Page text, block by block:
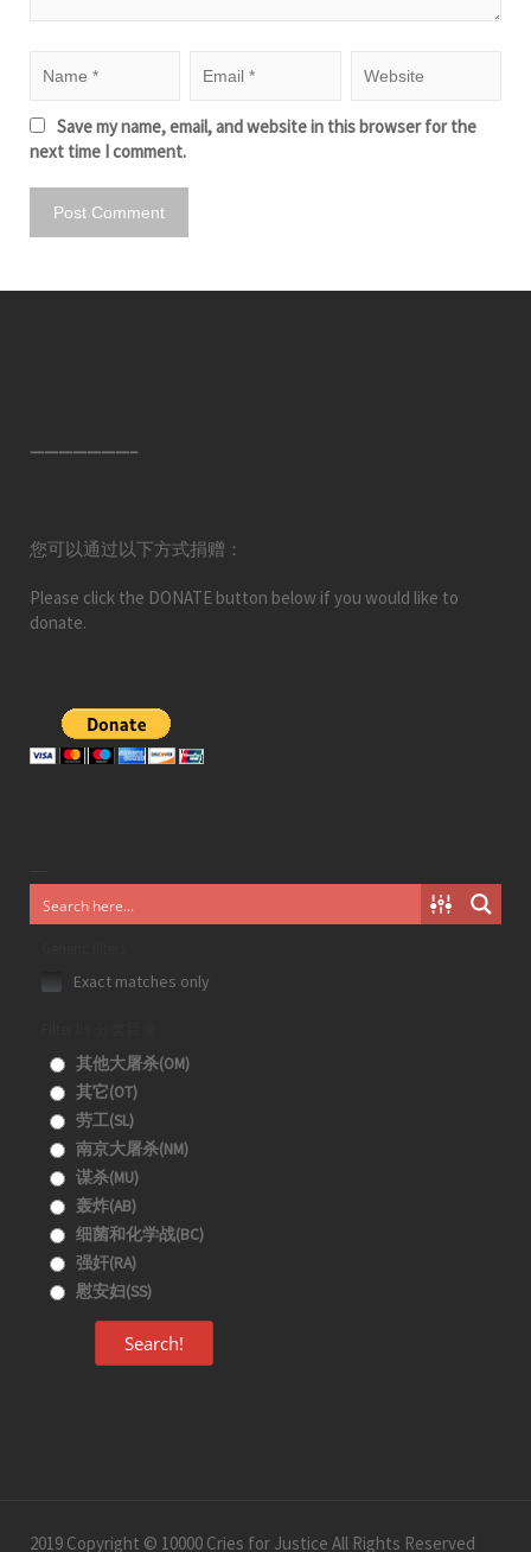
Save my name, email, and website in this browser for the
next time I comment.
———————–
您可以通过以下方式捐赠：
Please click the DONATE button below if you would like to
donate.
Exact matches only
其他大屠杀(OM)
其它(OT)
劳工(SL)
南京大屠杀(NM)
谋杀(MU)
轰炸(AB)
细菌和化学战(BC)
强奸(RA)
慰安妇(SS)
Search!
2019 Copyright © 10000 Cries for Justice All Rights Reserved